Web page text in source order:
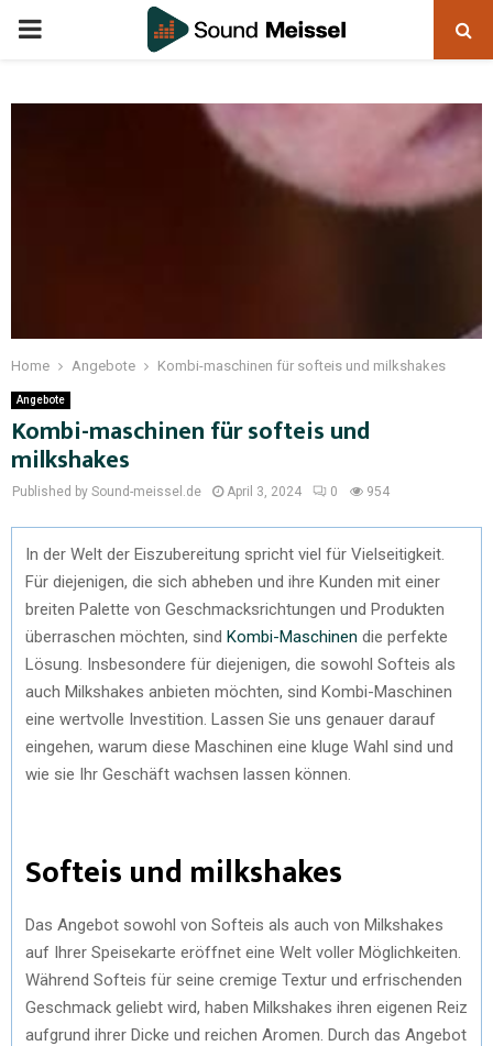
Home Angebote Kombi-maschinen für softeis und milkshakes
Angebote
Kombi-maschinen für softeis und
milkshakes
Published by Sound-meissel.de April 3, 2024 0 954
In der Welt der Eiszubereitung spricht viel für Vielseitigkeit.
Für diejenigen, die sich abheben und ihre Kunden mit einer
breiten Palette von Geschmacksrichtungen und Produkten
überraschen möchten, sind Kombi-Maschinen die perfekte
Lösung. Insbesondere für diejenigen, die sowohl Softeis als
auch Milkshakes anbieten möchten, sind Kombi-Maschinen
eine wertvolle Investition. Lassen Sie uns genauer darauf
eingehen, warum diese Maschinen eine kluge Wahl sind und
wie sie Ihr Geschäft wachsen lassen können.
Softeis und milkshakes
Das Angebot sowohl von Softeis als auch von Milkshakes
auf Ihrer Speisekarte eröffnet eine Welt voller Möglichkeiten.
Während Softeis für seine cremige Textur und erfrischenden
Geschmack geliebt wird, haben Milkshakes ihren eigenen Reiz
aufgrund ihrer Dicke und reichen Aromen. Durch das Angebot